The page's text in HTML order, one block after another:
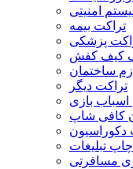
امنیتی
تراکت بیمه
پزشکی
کیف کفش
ساختمان
تراکت دیگر
بازی
کافی شاپ
دکوراسیون
تبلیغات
مسافرتی